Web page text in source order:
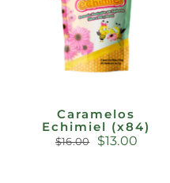
CARRITO
/
DETALLES
Caramelos
Echimiel (x84)
$16.00
El
$13.00